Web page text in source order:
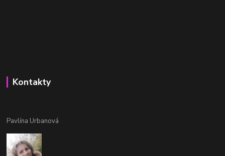
Kontakty
Pavlína Urbanová